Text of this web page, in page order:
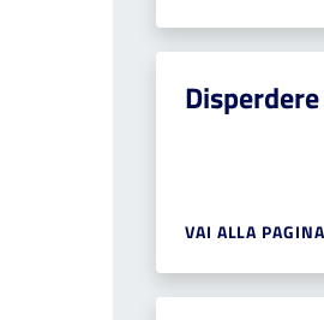
VAI ALLA PAGINA